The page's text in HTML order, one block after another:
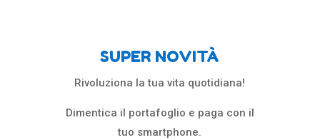
SUPER NOVITÀ
Rivoluziona la tua vita quotidiana!
Dimentica il portafoglio e paga con il
tuo smartphone.